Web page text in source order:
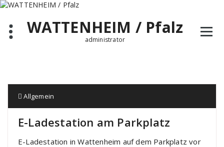
Zum
springenWATTENHEIM / Pfalz
administrator
Allgemein
E-Ladestation am Parkplatz
E-Ladestation in Wattenheim auf dem Parkplatz vor